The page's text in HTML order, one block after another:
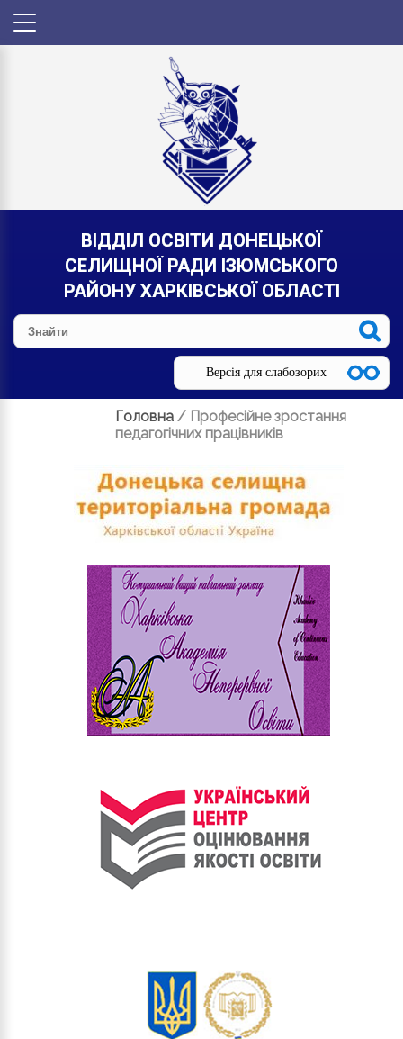
ВІДДІЛ ОСВІТИ ДОНЕЦЬКОЇ
СЕЛИЩНОЇ РАДИ ІЗЮМСЬКОГО
РАЙОНУ ХАРКІВСЬКОЇ ОБЛАСТІ
Версія для слабозорих
Головна / Професійне зростання
педагогічних працівників